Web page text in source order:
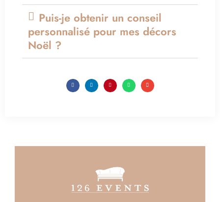
Puis-je obtenir un conseil
personnalisé pour mes décors
Noël ?